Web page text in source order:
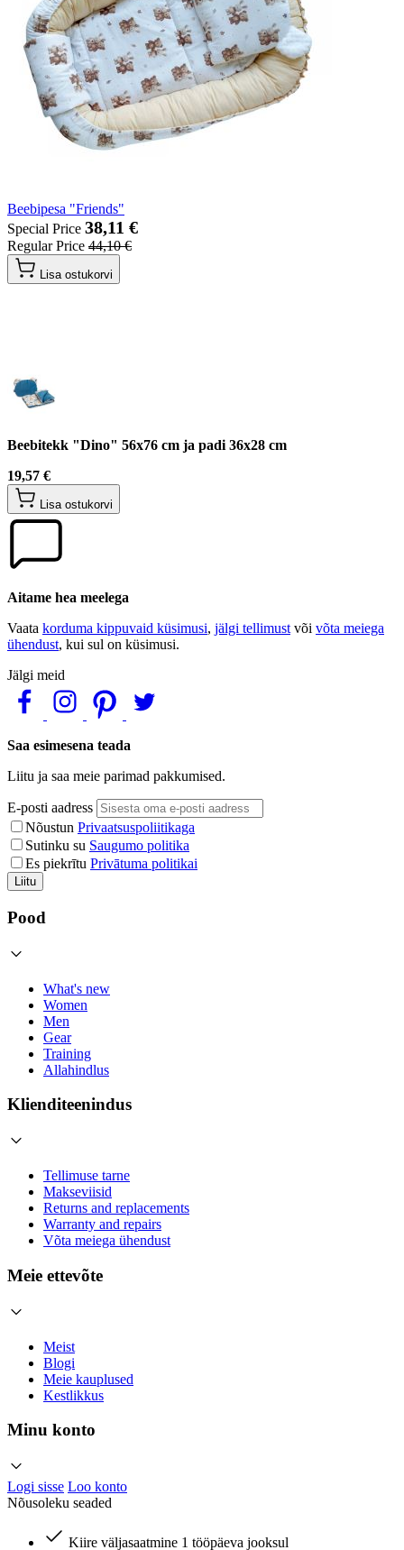
Beebipesa "Friends"
Special Price 38,11 €
Regular Price 44,10 €
Lisa ostukorvi
Beebitekk "Dino" 56x76 cm ja padi 36x28 cm
19,57 €
Lisa ostukorvi
Aitame hea meelega
Vaata korduma kippuvaid küsimusi, jälgi tellimust või võta meiega
ühendust, kui sul on küsimusi.
Jälgi meid
Saa esimesena teada
Liitu ja saa meie parimad pakkumised.
E-posti aadress
Nõustun Privaatsuspoliitikaga
Sutinku su Saugumo politika
Es piekrītu Privātuma politikai
Liitu
Pood
What's new
Women
Men
Gear
Training
Allahindlus
Klienditeenindus
Tellimuse tarne
Makseviisid
Returns and replacements
Warranty and repairs
Võta meiega ühendust
Meie ettevõte
Meist
Blogi
Meie kauplused
Kestlikkus
Minu konto
Logi sisse Loo konto
Nõusoleku seaded
Kiire väljasaatmine 1 tööpäeva jooksul